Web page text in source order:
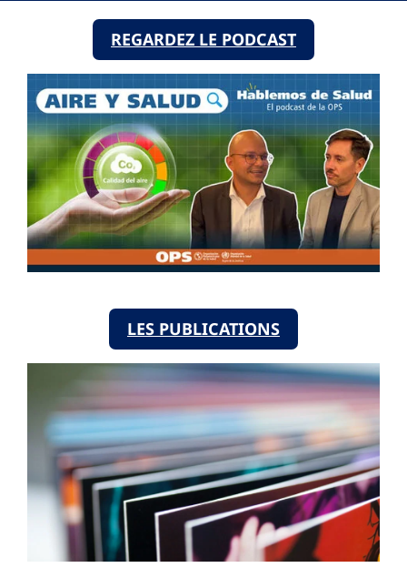
REGARDEZ LE PODCAST
LES PUBLICATIONS